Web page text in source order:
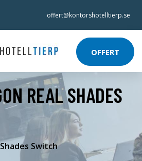
offert@kontorshotelltierp.se
OFFERT
REAL SHADES
Switch